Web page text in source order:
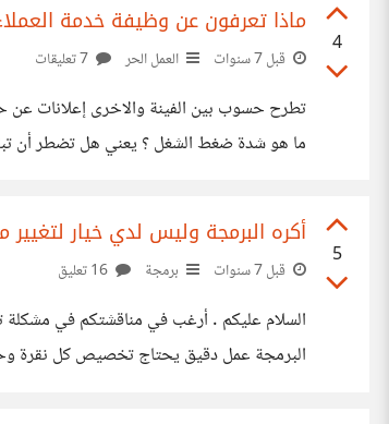
4
ماذا تعرفون عن وظيفة خدمة
قبل 7 سنوات العمل الحر
تطرح حسوب بين الفينة والاخرى إعلانات عن
ما هو شدة ضغط الشغل ؟ يعني هل تضطر أن
5
أكره البرمجة وليس لدي خيار لتغيير
قبل 7 سنوات برمجة
السلام عليكم . أرغب في مناقشتكم في مشكلة
البرمجة عمل دقيق يحتاج تخصيص كل نقرة